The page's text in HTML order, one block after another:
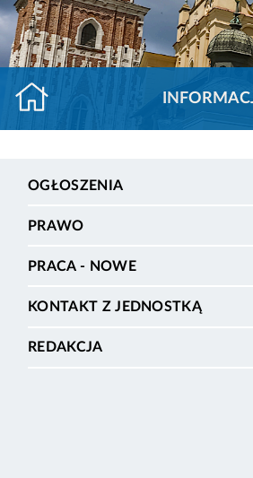
OGŁOSZENIA
PRAWO
PRACA - NOWE
KONTAKT Z JEDNOSTKĄ
REDAKCJA